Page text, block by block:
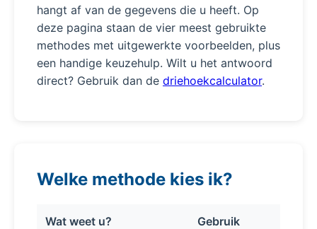
hangt af van de gegevens die u heeft. Op
deze pagina staan de vier meest gebruikte
methodes met uitgewerkte voorbeelden, plus
een handige keuzehulp. Wilt u het antwoord
direct? Gebruik dan de driehoekcalculator.
Welke methode kies ik?
Wat weet u? Gebruik